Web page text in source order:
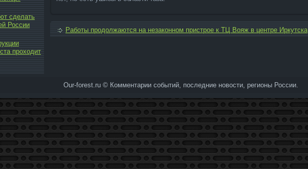
сделать
России
проходит
Работы продолжаются на незаконном пристрое к ТЦ Вояж в центре Иркутска
Our-forest.ru © Комментарии событий, последние новοсти, регионы России.